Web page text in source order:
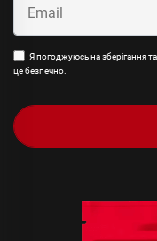
Я погоджуюсь на зберігання
це безпечно.